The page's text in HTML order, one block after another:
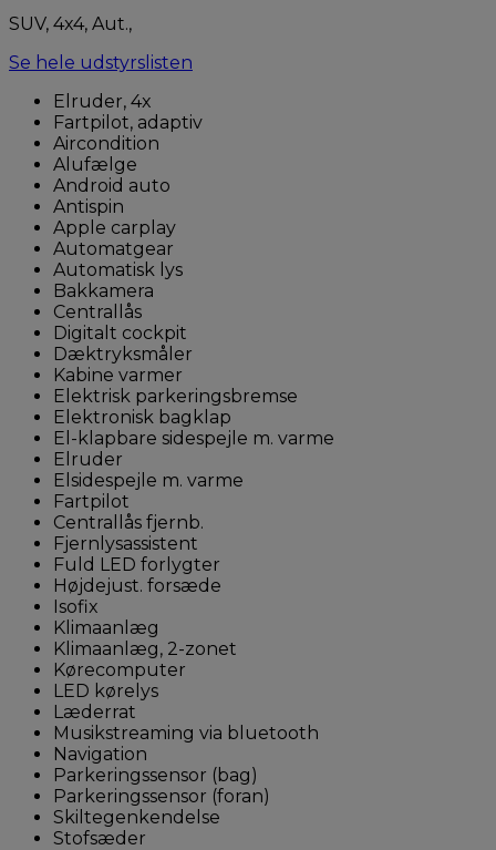
SUV, 4x4, Aut.,
Se hele udstyrslisten
Elruder, 4x
Fartpilot, adaptiv
Aircondition
Alufælge
Android auto
Antispin
Apple carplay
Automatgear
Automatisk lys
Bakkamera
Centrallås
Digitalt cockpit
Dæktryksmåler
Kabine varmer
Elektrisk parkeringsbremse
Elektronisk bagklap
El-klapbare sidespejle m. varme
Elruder
Elsidespejle m. varme
Fartpilot
Centrallås fjernb.
Fjernlysassistent
Fuld LED forlygter
Højdejust. forsæde
Isofix
Klimaanlæg
Klimaanlæg, 2-zonet
Kørecomputer
LED kørelys
Læderrat
Musikstreaming via bluetooth
Navigation
Parkeringssensor (bag)
Parkeringssensor (foran)
Skiltegenkendelse
Stofsæder